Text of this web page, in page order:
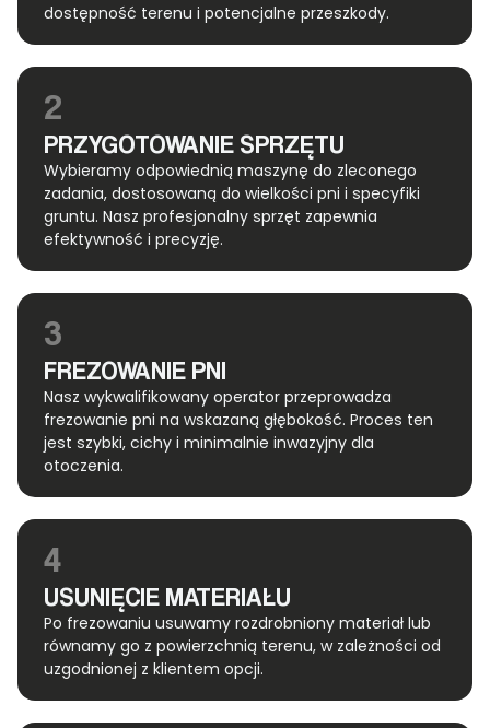
dostępność terenu i potencjalne przeszkody.
2
PRZYGOTOWANIE SPRZĘTU
Wybieramy odpowiednią maszynę do zleconego
zadania, dostosowaną do wielkości pni i specyfiki
gruntu. Nasz profesjonalny sprzęt zapewnia
efektywność i precyzję.
3
FREZOWANIE PNI
Nasz wykwalifikowany operator przeprowadza
frezowanie pni na wskazaną głębokość. Proces ten
jest szybki, cichy i minimalnie inwazyjny dla
otoczenia.
4
USUNIĘCIE MATERIAŁU
Po frezowaniu usuwamy rozdrobniony materiał lub
równamy go z powierzchnią terenu, w zależności od
uzgodnionej z klientem opcji.